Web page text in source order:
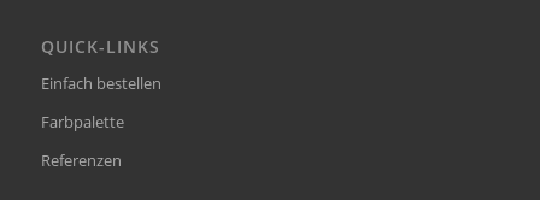
QUICK-LINKS
Einfach bestellen
Farbpalette
Referenzen